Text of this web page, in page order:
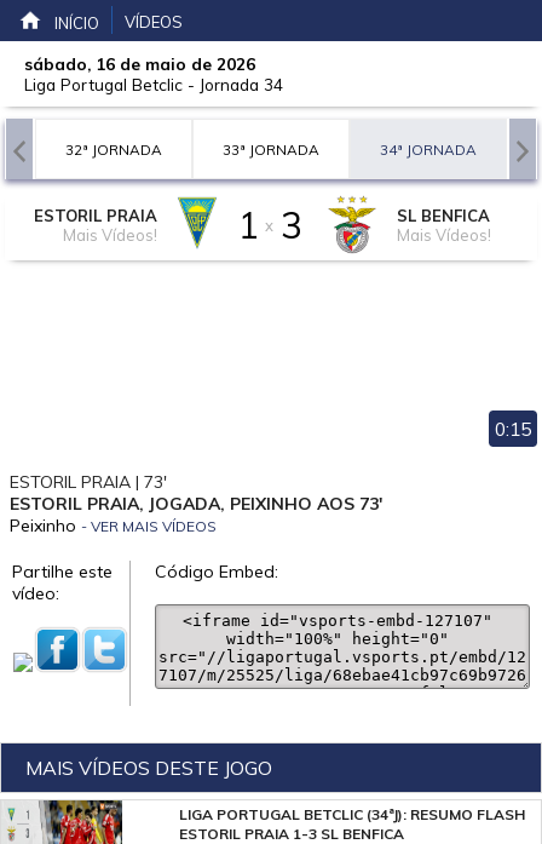
INÍCIO VÍDEOS
sábado, 16 de maio de 2026
Liga Portugal Betclic - Jornada 34
32ª JORNADA 33ª JORNADA 34ª JORNADA
ESTORIL PRAIA
Mais Vídeos!
1 x 3
SL BENFICA
Mais Vídeos!
0:15
ESTORIL PRAIA | 73'
ESTORIL PRAIA, JOGADA, PEIXINHO AOS 73'
Peixinho - VER MAIS VÍDEOS
Partilhe este
vídeo:
Código Embed:
MAIS VÍDEOS DESTE JOGO
LIGA PORTUGAL BETCLIC (34ªJ): RESUMO FLASH
ESTORIL PRAIA 1-3 SL BENFICA